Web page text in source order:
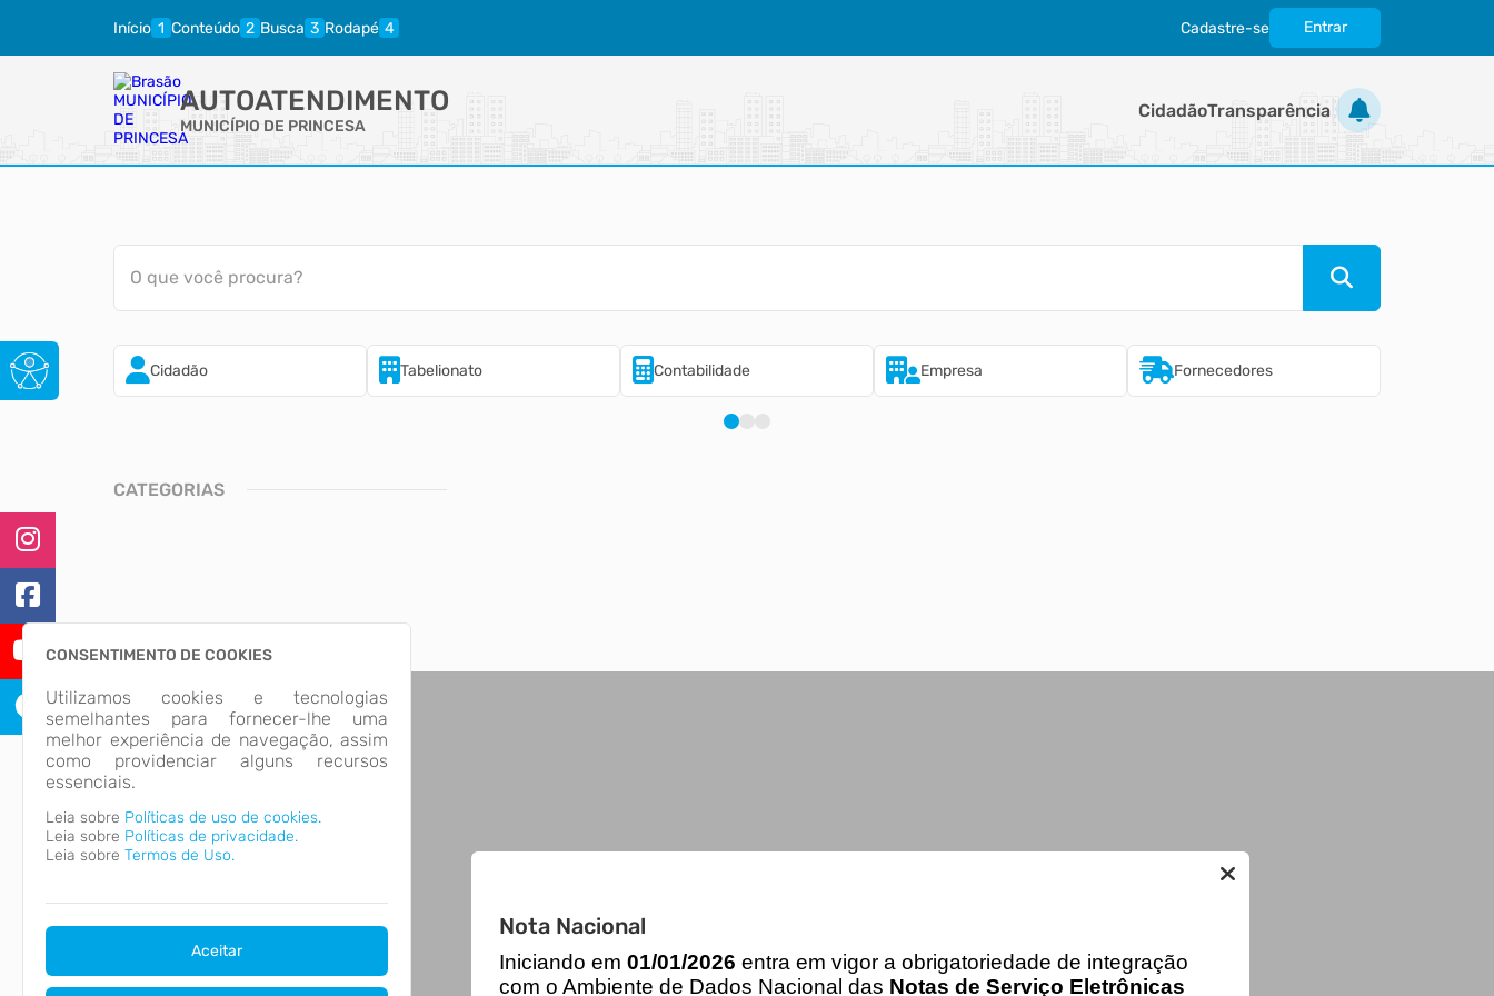
Início Conteúdo Busca Rodapé Cadastre-se Entrar
AUTOATENDIMENTO
MUNICÍPIO DE PRINCESA
CidadãoTransparência
O que você procura?
Cidadão Tabelionato Contabilidade Empresa Fornecedores
CATEGORIAS
CONSENTIMENTO DE COOKIES
Utilizamos cookies e tecnologias
semelhantes para fornecer-lhe uma
melhor experiência de navegação, assim
como providenciar alguns recursos
essenciais.
Leia sobre Políticas de uso de cookies.
Leia sobre Políticas de privacidade.
Leia sobre Termos de Uso.
Aceitar
Nota Nacional
Iniciando em 01/01/2026 entra em vigor a obrigatoriedade de integração
com o Ambiente de Dados Nacional das Notas de Serviço Eletrônicas